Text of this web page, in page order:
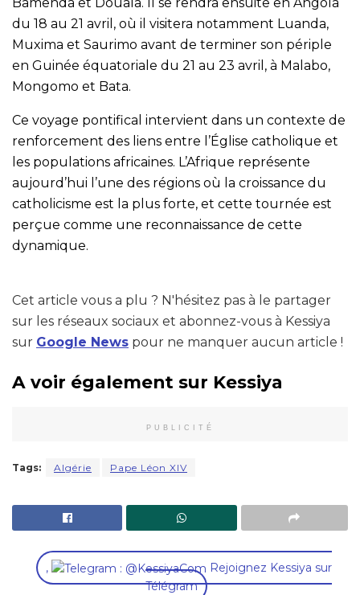
du 18 au 21 avril, où il visitera notamment Luanda,
Muxima et Saurimo avant de terminer son périple
en Guinée équatoriale du 21 au 23 avril, à Malabo,
Mongomo et Bata.
Ce voyage pontifical intervient dans un contexte de
renforcement des liens entre l’Église catholique et
les populations africaines. L’Afrique représente
aujourd’hui l’une des régions où la croissance du
catholicisme est la plus forte, et cette tournée est
perçue comme une reconnaissance de cette
dynamique.
Cet article vous a plu ? N'hésitez pas à le partager
sur les réseaux sociaux et abonnez-vous à Kessiya
sur Google News pour ne manquer aucun article !
A voir également sur Kessiya
PUBLICITÉ
Tags: Algérie Pape Léon XIV
,
Rejoignez Kessiya sur
Télégram